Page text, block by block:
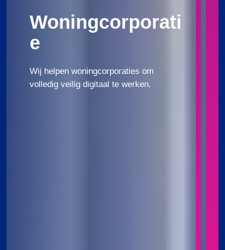
Woningcorporati
e
Wij helpen woningcorporaties om
volledig veilig digitaal te werken.